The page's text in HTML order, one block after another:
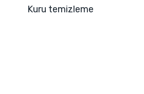
Kuru temizleme